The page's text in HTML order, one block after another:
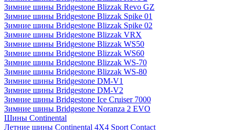
Зимние шины Bridgestone Blizzak Revo GZ
Зимние шины Bridgestone Blizzak Spike 01
Зимние шины Bridgestone Blizzak Spike 02
Зимние шины Bridgestone Blizzak VRX
Зимние шины Bridgestone Blizzak WS50
Зимние шины Bridgestone Blizzak WS60
Зимние шины Bridgestone Blizzak WS-70
Зимние шины Bridgestone Blizzak WS-80
Зимние шины Bridgestone DM-V1
Зимние шины Bridgestone DM-V2
Зимние шины Bridgestone Ice Cruiser 7000
Зимние шины Bridgestone Noranza 2 EVO
Шины Continental
Летние шины Continental 4X4 Sport Contact